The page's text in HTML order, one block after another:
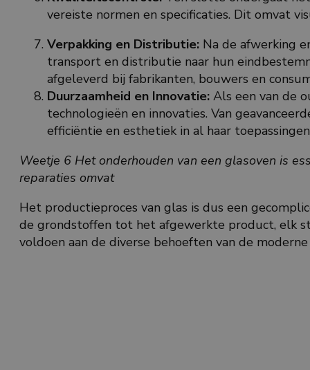
vereiste normen en specificaties. Dit omvat
Verpakking en Distributie: Na de afwerking
transport en distributie naar hun
afgeleverd bij fabrikanten, bouwers en
Duurzaamheid en Innovatie: Als een van de
technologieën en innovaties. Van
efficiëntie en esthetiek in al haar
Weetje 6 Het onderhouden van een glasoven is
reparaties omvat
Het productieproces van glas is dus een
de grondstoffen tot het afgewerkte product, elk
voldoen aan de diverse behoeften van de